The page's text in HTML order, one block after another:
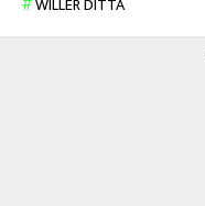
WILLER DITTA